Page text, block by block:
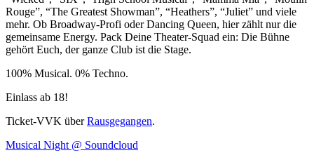
Rouge”, “The Greatest Showman”, “Heathers”, “Juliet” und viele
mehr. Ob Broadway-Profi oder Dancing Queen, hier zählt nur die
gemeinsame Energy. Pack Deine Theater-Squad ein: Die Bühne
gehört Euch, der ganze Club ist die Stage.
100% Musical. 0% Techno.
Einlass ab 18!
Ticket-VVK überRausgegangen.
Musical Night @ Soundcloud